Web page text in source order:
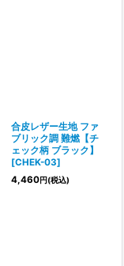
合皮レザー生地 ファ
ブリック調 難燃【チ
ェック柄 ブラック】
[CHEK-03]
4,460円(税込)